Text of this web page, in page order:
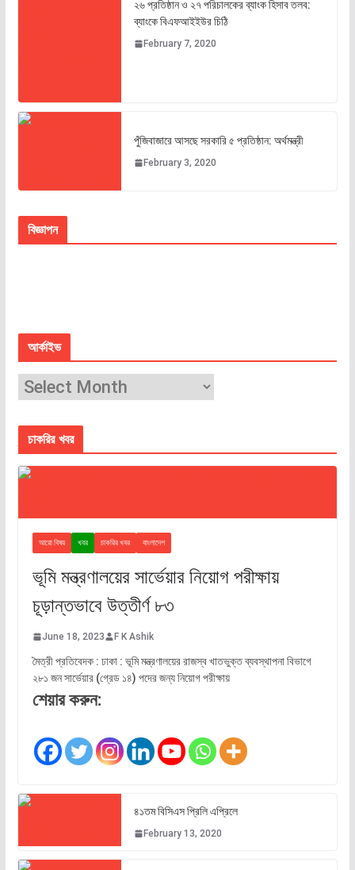
২৬ প্রতিষ্ঠান ও ২৭ পরিচালকের ব্যাংক হিসাব তলব:
ব্যাংকে বিএফআইইউর চিঠি
February 7, 2020
পুঁজিবাজারে আসছে সরকারি ৫ প্রতিষ্ঠান: অর্থমন্ত্রী
February 3, 2020
বিজ্ঞাপন
আর্কাইভ
চাকরির খবর
আরো বিষয় খবর চাকরির খবর বাংলাদেশ
ভূমি মন্ত্রণালয়ের সার্ভেয়ার নিয়োগ পরীক্ষায়
চূড়ান্তভাবে উত্তীর্ণ ৮৩
June 18, 2023 F K Ashik
মৈত্রী প্রতিবেদক : ঢাকা : ভূমি মন্ত্রণালয়ের রাজস্ব খাতভুক্ত ব্যবস্থাপনা বিভাগে
২৮১ জন সার্ভেয়ার (গ্রেড ১৪) পদের জন্য নিয়োগ পরীক্ষায়
শেয়ার করুন:
৪১তম বিসিএস প্রিলি এপ্রিলে
February 13, 2020